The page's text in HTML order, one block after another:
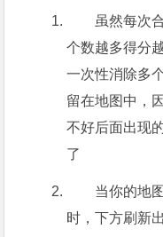
虽然每次
个数越多得分
一次性消除多
留在地图中，
不好后面出现
了
当你的地
时，下方刷新